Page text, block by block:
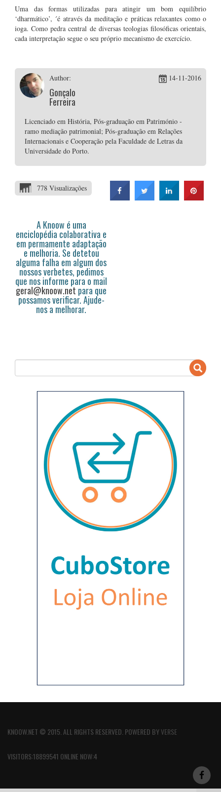
Uma das formas utilizadas para atingir um bom equilíbrio
‘dharmático’, ´é através da meditação e práticas relaxantes como o
ioga. Como pedra central de diversas teologias filosóficas orientais,
cada interpretação segue o seu próprio mecanismo de exercício.
Author:
Gonçalo
Ferreira
14-11-2016
Licenciado em História, Pós-graduação em Património -
ramo mediação patrimonial; Pós-graduação em Relações
Internacionais e Cooperação pela Faculdade de Letras da
Universidade do Porto.
778 Visualizações
A Knoow é uma
enciclopédia colaborativa e
em permamente adaptação
e melhoria. Se detetou
alguma falha em algum dos
nossos verbetes, pedimos
que nos informe para o mail
geral@knoow.net para que
possamos verificar. Ajude-
nos a melhorar.
KNOOW.NET © 2015. ALL RIGHTS RESERVED. POWERED BYVERSE
VISITORS:18899541 ONLINE NOW:4